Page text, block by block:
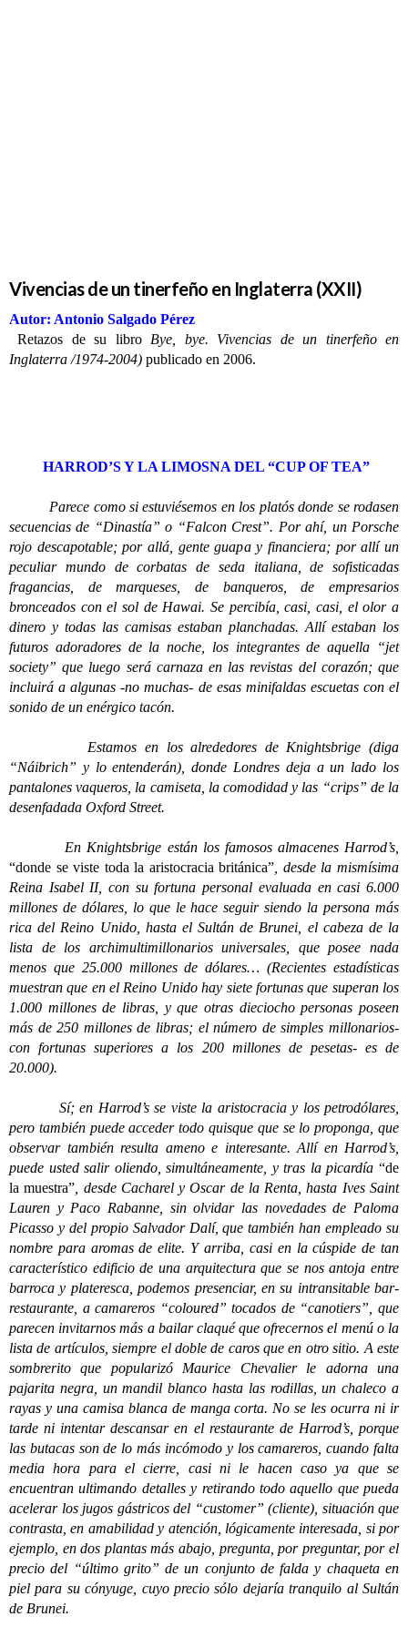
Vivencias de un tinerfeño en Inglaterra (XXII)
Autor: Antonio Salgado Pérez
Retazos de su libro Bye, bye. Vivencias de un tinerfeño en
Inglaterra /1974-2004) publicado en 2006.
HARROD’S Y LA LIMOSNA DEL “CUP OF TEA”
Parece como si estuviésemos en los platós donde se rodasen
secuencias de “Dinastía” o “Falcon Crest”. Por ahí, un Porsche
rojo descapotable; por allá, gente guapa y financiera; por allí un
peculiar mundo de corbatas de seda italiana, de sofisticadas
fragancias, de marqueses, de banqueros, de empresarios
bronceados con el sol de Hawai. Se percibía, casi, casi, el olor a
dinero y todas las camisas estaban planchadas. Allí estaban los
futuros adoradores de la noche, los integrantes de aquella “jet
society” que luego será carnaza en las revistas del corazón; que
incluirá a algunas -no muchas- de esas minifaldas escuetas con el
sonido de un enérgico tacón.
Estamos en los alrededores de Knightsbrige (diga
“Náibrich” y lo entenderán), donde Londres deja a un lado los
pantalones vaqueros, la camiseta, la comodidad y las “crips” de la
desenfadada Oxford Street.
En Knightsbrige están los famosos almacenes Harrod’s,
“donde se viste toda la aristocracia británica” , desde la mismísima
Reina Isabel II, con su fortuna personal evaluada en casi 6.000
millones de dólares, lo que le hace seguir siendo la persona más
rica del Reino Unido, hasta el Sultán de Brunei, el cabeza de la
lista de los archimultimillonarios universales, que posee nada
menos que 25.000 millones de dólares…(Recientes estadísticas
muestran que en el Reino Unido hay siete fortunas que superan los
1.000 millones de libras, y que otras dieciocho personas poseen
más de 250 millones de libras; el número de simples millonarios-
con fortunas superiores a los 200 millones de pesetas- es de
20.000).
Sí; en Harrod’s se viste la aristocracia y los petrodólares,
pero también puede acceder todo quisque que se lo proponga, que
observar también resulta ameno e interesante. Allí en Harrod’s,
puede usted salir oliendo, simultáneamente, y tras la picardía “de
la muestra” , desde Cacharel y Oscar de la Renta, hasta Ives Saint
Lauren y Paco Rabanne, sin olvidar las novedades de Paloma
Picasso y del propio Salvador Dalí, que también han empleado su
nombre para aromas de elite. Y arriba, casi en la cúspide de tan
característico edificio de una arquitectura que se nos antoja entre
barroca y plateresca, podemos presenciar, en su intransitable bar-
restaurante, a camareros “coloured” tocados de “canotiers”, que
parecen invitarnos más a bailar claqué que ofrecernos el menú o la
lista de artículos, siempre el doble de caros que en otro sitio. A este
sombrerito que popularizó Maurice Chevalier le adorna una
pajarita negra, un mandil blanco hasta las rodillas, un chaleco a
rayas y una camisa blanca de manga corta. No se les ocurra ni ir
tarde ni intentar descansar en el restaurante de Harrod’s, porque
las butacas son de lo más incómodo y los camareros, cuando falta
media hora para el cierre, casi ni le hacen caso ya que se
encuentran ultimando detalles y retirando todo aquello que pueda
acelerar los jugos gástricos del “customer” (cliente), situación que
contrasta, en amabilidad y atención, lógicamente interesada, si por
ejemplo, en dos plantas más abajo, pregunta, por preguntar, por el
precio del “último grito” de un conjunto de falda y chaqueta en
piel para su cónyuge, cuyo precio sólo dejaría tranquilo al Sultán
de Brunei.